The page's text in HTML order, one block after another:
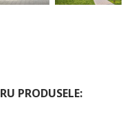
PRODUSELE: